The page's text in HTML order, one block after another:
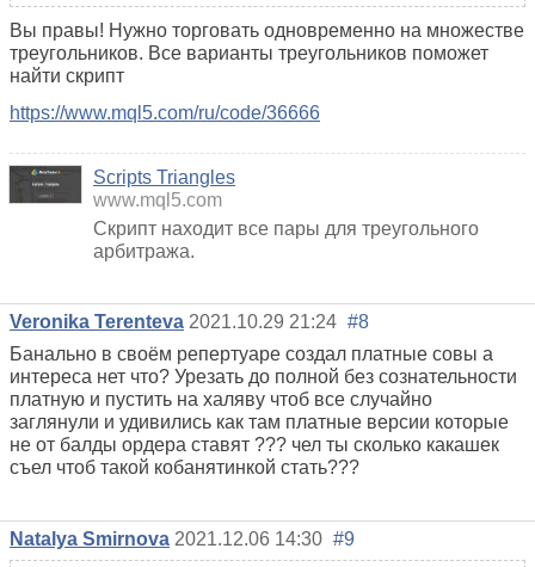
Вы правы! Нужно торговать одновременно на множестве
треугольников. Все варианты треугольников поможет
найти скрипт
https://www.mql5.com/ru/code/36666
Scripts Triangles
www.mql5.com
Скрипт находит все пары для треугольного
арбитража.
Veronika Terenteva 2021.10.29 21:24 #8
Банально в своём репертуаре создал платные совы а
интереса нет что? Урезать до полной без сознательности
платную и пустить на халяву чтоб все случайно
заглянули и удивились как там платные версии которые
не от балды ордера ставят ??? чел ты сколько какашек
съел чтоб такой кобанятинкой стать???
Natalya Smirnova 2021.12.06 14:30 #9